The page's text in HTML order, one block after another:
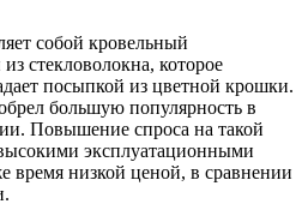
собой кровельный
стекловолокна, которое
посыпкой из цветной крошки.
большую популярность в
Повышение спроса на такой
эксплуатационными
время низкой ценой, в сравнении